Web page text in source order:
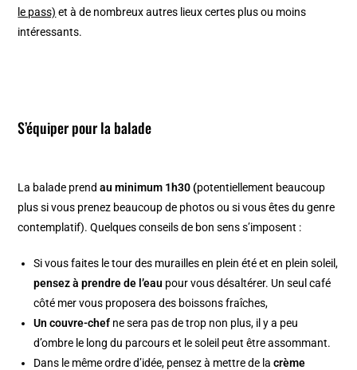
le pass) et à de nombreux autres lieux certes plus ou moins
intéressants.
S’équiper pour la balade
La balade prendau minimum 1h30 (potentiellement beaucoup
plus si vous prenez beaucoup de photos ou si vous êtes du genre
contemplatif). Quelques conseils de bon sens s’imposent :
Si vous faites le tour des murailles en plein été et en plein soleil,
pensez à prendre de l’eau pour vous désaltérer. Un seul café
côté mer vous proposera des boissons fraîches,
Un couvre-chef ne sera pas de trop non plus, il y a peu
d’ombre le long du parcours et le soleil peut être assommant.
Dans le même ordre d’idée, pensez à mettre de lacrème